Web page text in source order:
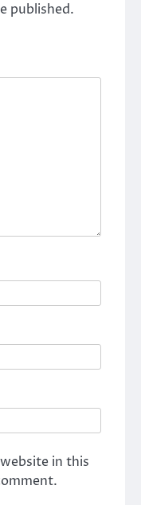
published.
in this